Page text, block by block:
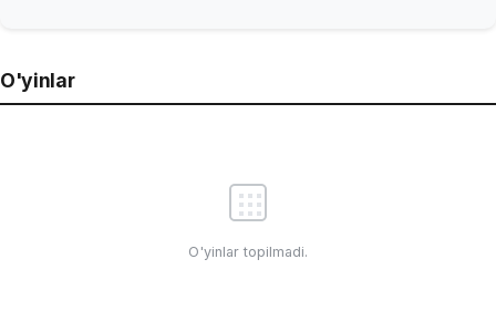
O'yinlar
O'yinlar topilmadi.